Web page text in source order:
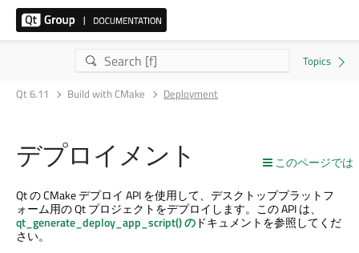
Qt 6.11 Build with CMake Deployment
このページでは
デプロイメント
Qt の CMake デプロイ API を使用して、デスクトッププラットフ
ォーム用の Qt プロジェクトをデプロイします。この API は、
qt_generate_deploy_app_script() の ドキュメントを参照してくだ
さい。